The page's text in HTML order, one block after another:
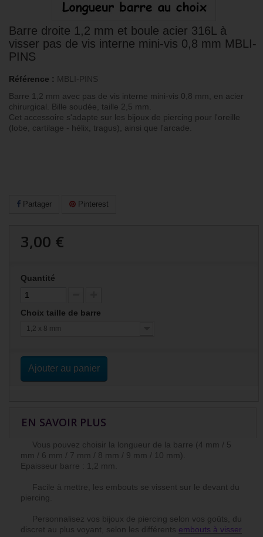
Barre droite 1,2 mm et boule acier 316L à
visser pas de vis interne mini-vis 0,8 mm MBLI-
PINS
Référence : MBLI-PINS
Barre 1,2 mm avec pas de vis interne mini-vis 0,8 mm, en acier
chirurgical. Bille soudée, taille 2,5 mm.
Cet accessoire s'adapte sur les bijoux de piercing pour l'oreille
(lobe, cartilage - hélix, tragus), ainsi que l'arcade.
Partager Pinterest
3,00 €
Quantité
Choix taille de barre
1,2 x 8 mm
Ajouter au panier
EN SAVOIR PLUS
Vous pouvez choisir la longueur de la barre (4 mm / 5
mm / 6 mm / 7 mm / 8 mm / 9 mm / 10 mm).
Epaisseur barre : 1,2 mm.
Facile à mettre, les embouts se vissent sur le devant du
piercing.
Personnalisez vos bijoux de piercing selon vos goûts, du
discret au plus voyant, selon les différents embouts à visser